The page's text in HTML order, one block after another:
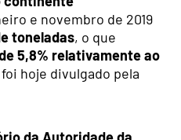
e novembro de 2019
toneladas, o que
5,8% relativamente ao
foi hoje divulgado pela